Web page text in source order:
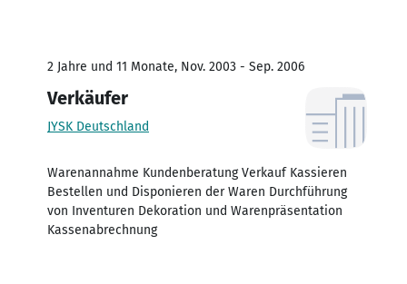
2 Jahre und 11 Monate, Nov. 2003 - Sep. 2006
Verkäufer
JYSK Deutschland
Warenannahme Kundenberatung Verkauf Kassieren
Bestellen und Disponieren der Waren Durchführung
von Inventuren Dekoration und Warenpräsentation
Kassenabrechnung